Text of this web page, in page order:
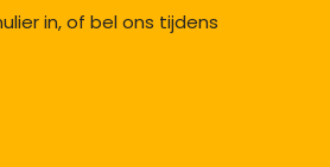
in, of bel ons tijdens